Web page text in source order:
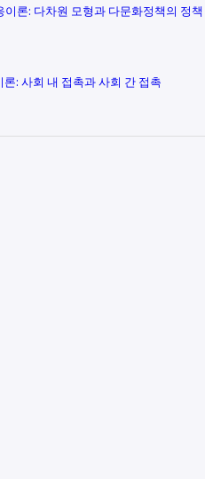
이론: 다차원 모형과 다문화정책의 정책
: 사회 내 접촉과 사회 간 접촉